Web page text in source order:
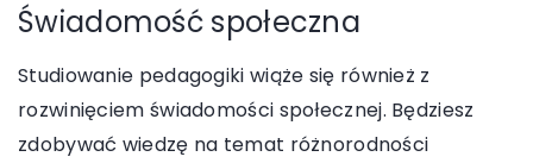
Świadomość społeczna
Studiowanie pedagogiki wiąże się również z
rozwinięciem świadomości społecznej. Będziesz
zdobywać wiedzę na temat różnorodności